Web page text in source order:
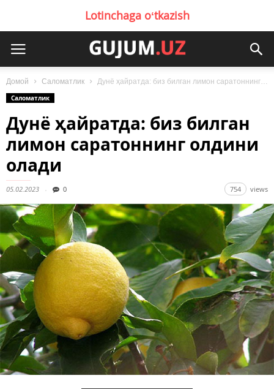
Lotinchaga oʻtkazish
Домой Саломатлик
Дунё ҳайратда: биз билган лимон саратоннинг олдини олади
Саломатлик
Дунё ҳайратда: биз билган
лимон саратоннинг олдини
олади
05.02.2023 0 754 views